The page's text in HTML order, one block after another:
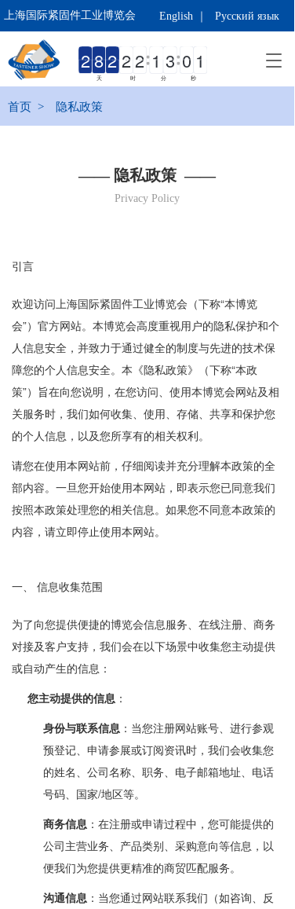
English ｜ Русский язык
上海国际紧固件工业博览会
T
l
天 时 分 秒
首页  > 隐私政策
—— 隐私政策  ——
Privacy Policy
引言
欢迎访问上海国际紧固件工业博览会（下称“本博览
会”）官方网站。本博览会高度重视用户的隐私保护和个
人信息安全，并致力于通过健全的制度与先进的技术保
障您的个人信息安全。本《隐私政策》（下称“本政
策”）旨在向您说明，在您访问、使用本博览会网站及相
关服务时，我们如何收集、使用、存储、共享和保护您
的个人信息，以及您所享有的相关权利。
请您在使用本网站前，仔细阅读并充分理解本政策的全
部内容。一旦您开始使用本网站，即表示您已同意我们
按照本政策处理您的相关信息。如果您不同意本政策的
内容，请立即停止使用本网站。
一、 信息收集范围
为了向您提供便捷的博览会信息服务、在线注册、商务
对接及客户支持，我们会在以下场景中收集您主动提供
或自动产生的信息：
您主动提供的信息 ：
身份与联系信息 ：当您注册网站账号、进行参观
预登记、申请参展或订阅资讯时，我们会收集您
的姓名、公司名称、职务、电子邮箱地址、电话
号码、国家/地区等。
商务信息 ：在注册或申请过程中，您可能提供的
公司主营业务、产品类别、采购意向等信息，以
便我们为您提供更精准的商贸匹配服务。
沟通信息 ：当您通过网站联系我们（如咨询、反